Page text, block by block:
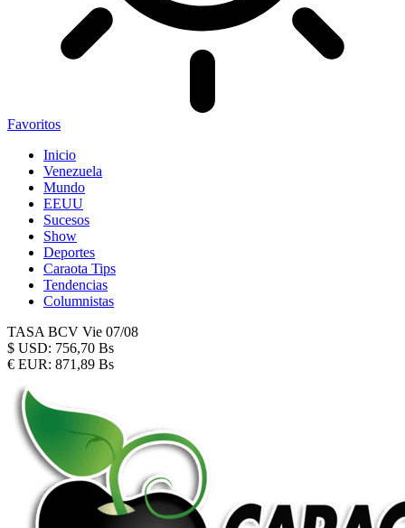
Favoritos
Inicio
Venezuela
Mundo
EEUU
Sucesos
Show
Deportes
Caraota Tips
Tendencias
Columnistas
TASA BCV Vie 07/08
$ USD: 756,70 Bs
€ EUR: 871,89 Bs